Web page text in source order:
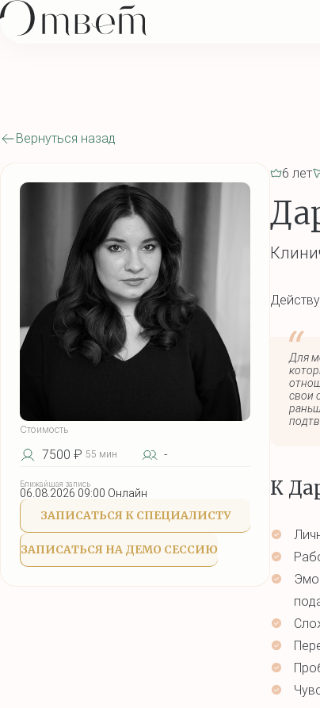
Вернуться назад
Стоимость
7500 ₽ 55 мин -
Ближайшая запись
06.08.2026 09:00 Онлайн
ЗАПИСАТЬСЯ К СПЕЦИАЛИСТУ
ЗАПИСАТЬСЯ НА ДЕМО СЕССИЮ
6 лет
Для
свои
К